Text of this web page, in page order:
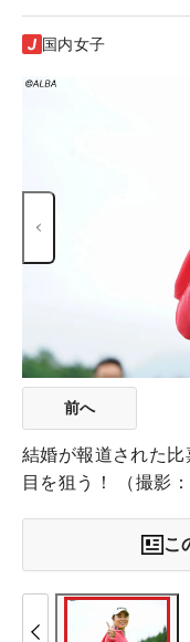
国内女子
前へ
結婚が報道された
目を狙う！ （撮影：
こ